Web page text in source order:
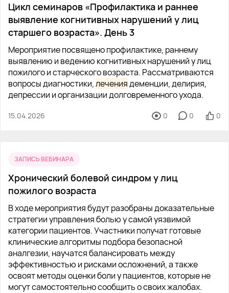
Цикл семинаров «Профилактика и раннее
выявление когнитивных нарушений у лиц
старшего возраста». День 3
Мероприятие посвящено профилактике, раннему
выявлению и ведению когнитивных нарушений у лиц
пожилого и старческого возраста. Рассматриваются
вопросы диагностики,лечениядеменции, делирия,
депрессии и организации долговременного ухода.
15.04.2026 0 0 0
ЗАПИСЬ ВЕБИНАРА
Хронический болевой синдром у лиц
пожилого возраста
В ходе мероприятия будут разобраны доказательные
стратегии управления болью у самой уязвимой
категории пациентов. Участники получат готовые
клинические алгоритмы подбора безопасной
аналгезии, научатся балансировать между
эффективностью и рисками осложнений, а также
освоят методы оценки боли у пациентов, которые не
могут самостоятельно сообщить о своих жалобах.